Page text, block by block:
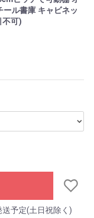
ル書庫 キャビネッ
不可)
予定(土日祝除く)